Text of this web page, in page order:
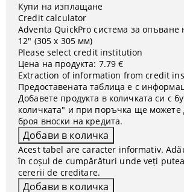
Купи на изплащане
Credit calculator
Adventa QuickPro система за опъване
12" (305 х 305 мм)
Please select credit institution
Цена на продукта: 7.79 €
Extraction of information from credit
Предоставената таблица е с
Добавете продукта в количката си с
количката" и при поръчка ще можете
броя вноски на кредита.
Acest tabel are caracter informativ.
în coșul de cumpărături unde veți
cererii de creditare.